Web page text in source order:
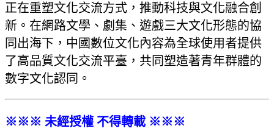
正在重塑文化交流方式，推動科技與文化融合創
新。在網路文學、劇集、遊戲三大文化形態的協
同出海下，中國數位文化內容為全球使用者提供
了高品質文化交流平臺，共同塑造著青年群體的
數字文化認同。
※※※ 未經授權 不得轉載 ※※※